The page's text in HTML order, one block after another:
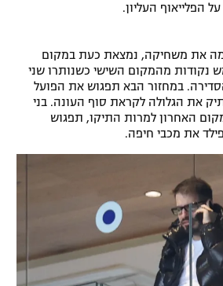
הפלייאוף העליון.
את משחיקה, נמצאת כעת במקום
נקודות מהמקום השישי כשנותרו שני
במחזור הבא תפגוש את הפועל
את הגלולה לקראת סוף העונה. בני
האחרון למרות התיקו, תפגוש
את מכבי חיפה.